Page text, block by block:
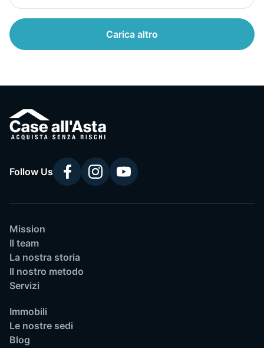
Carica altro
Follow Us
Mission
Il team
La nostra storia
Il nostro metodo
Servizi
Immobili
Le nostre sedi
Blog